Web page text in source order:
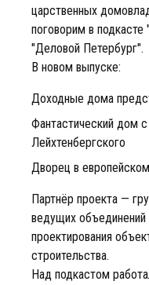
царственных
поговорим в
"Деловой Петербург".
В новом выпуске:
Доходные дома
Фантастический дом
Лейхтенбергского
Дворец в
Партнёр проекта —
ведущих объединений
проектирования
строительства.
Над подкастом